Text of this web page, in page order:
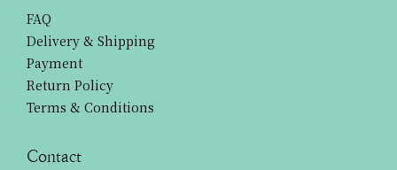
FAQ
Delivery & Shipping
Payment
Return Policy
Terms & Conditions
Contact